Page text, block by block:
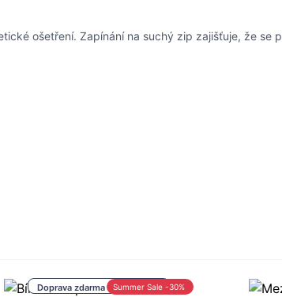
ošetření. Zapínání na suchý zip zajišťuje, že se
Doprava zdarma nad 1 000 Kč
Summer Sale -30%